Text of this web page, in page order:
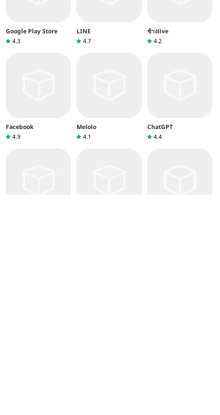
Google Play Store
4.3
LINE
4.7
ช้างlive
4.2
Facebook
4.9
Melolo
4.1
ChatGPT
4.4